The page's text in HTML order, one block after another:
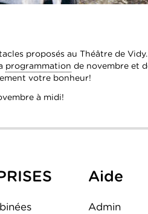
proposés au Théâtre de
programmation de novembre et
votre bonheur!
à midi!
Aide
Admin